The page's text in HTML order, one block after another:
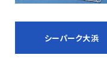
シーパーク大浜